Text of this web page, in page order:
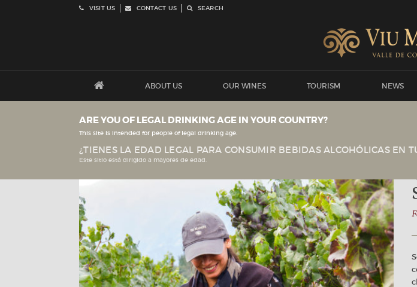
VISIT US CONTACT US SEARCH
ABOUT US OUR WINES TOURISM NEWS
ARE YOU OF LEGAL DRINKING AGE IN YOUR COUNTRY?
This site is intended for people of legal drinking age.
¿TIENES LA EDAD LEGAL PARA CONSUMIR BEBIDAS ALCOHÓLICAS EN
Este sitio está dirigido a mayores de edad.